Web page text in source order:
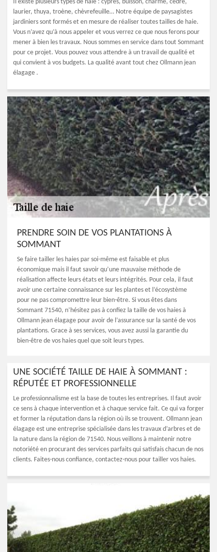
Il existe plusieurs types de haie : cyprès, buisson, charme, cèdre,
laurier, thuya, troène, chèvrefeuille… Notre équipe de paysagistes
jardiniers sont formés et en mesure de réaliser toutes tailles de haie.
Vous n’avez qu’à nous appeler et vous verrez ce que nous ferons pour
mener à bien les travaux. Nous sommes en service dans tout Sommant
pour ce projet. Vous pouvez vous attendre à un travail de qualité et
qui convient à vos budgets. La qualité avant tout chez Ollmann jean
élagage .
PRENDRE SOIN DE VOS PLANTATIONS À
SOMMANT
Se faire tailler les haies par soi-même est faisable et plus
économique mais il faut savoir qu’une mauvaise méthode de
réalisation affecte leurs états et leurs intégrités. Pour cela, il faut
avoir une certaine connaissance sur les plantes et l’écosystème
pour ne pas compromettre leur bien-être. Si vous êtes dans
Sommant 71540, n’hésitez pas à confiez la taille de vos haies à
Ollmann jean élagage pour avoir de l’assurance sur la santé de vos
plantations. Grace à ses services, vous avez aussi la garantie du
bien-être de vos haies quel que soit leurs types.
UNE SOCIÉTÉ TAILLE DE HAIE À SOMMANT :
RÉPUTÉE ET PROFESSIONNELLE
Le professionnalisme est la base de toutes les entreprises. Il faut avoir
ce sens à chaque intervention et à chaque service fait. Ce qui va forger
et former la réputation dans la région où ils se trouvent. Ollmann jean
élagage est une entreprise spécialisée dans les travaux d’arbres et de
la nature dans la région de 71540. Nous veillons à maintenir notre
notoriété en procurant des services parfaits qui satisfais chacun de nos
clients. Faites-nous confiance, contactez-nous pour tailler vos haies.